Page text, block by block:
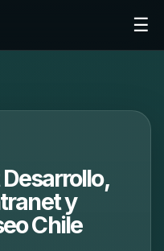
☰
y
Chile